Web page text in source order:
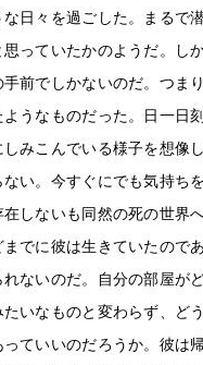
日々を過ごした。まるで
っていたかのようだ。し
前でしかないのだ。つま
うなものだった。日一日
みこんでいる様子を想像し
い。今すぐにでも気持ち
しないも同然の死の世界
でに彼は生きていたので
ないのだ。自分の部屋が
いなものと変わらず、ど
ていいのだろうか。彼は